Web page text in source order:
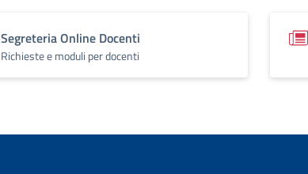
Segreteria Online Docenti
Richieste e moduli per docenti